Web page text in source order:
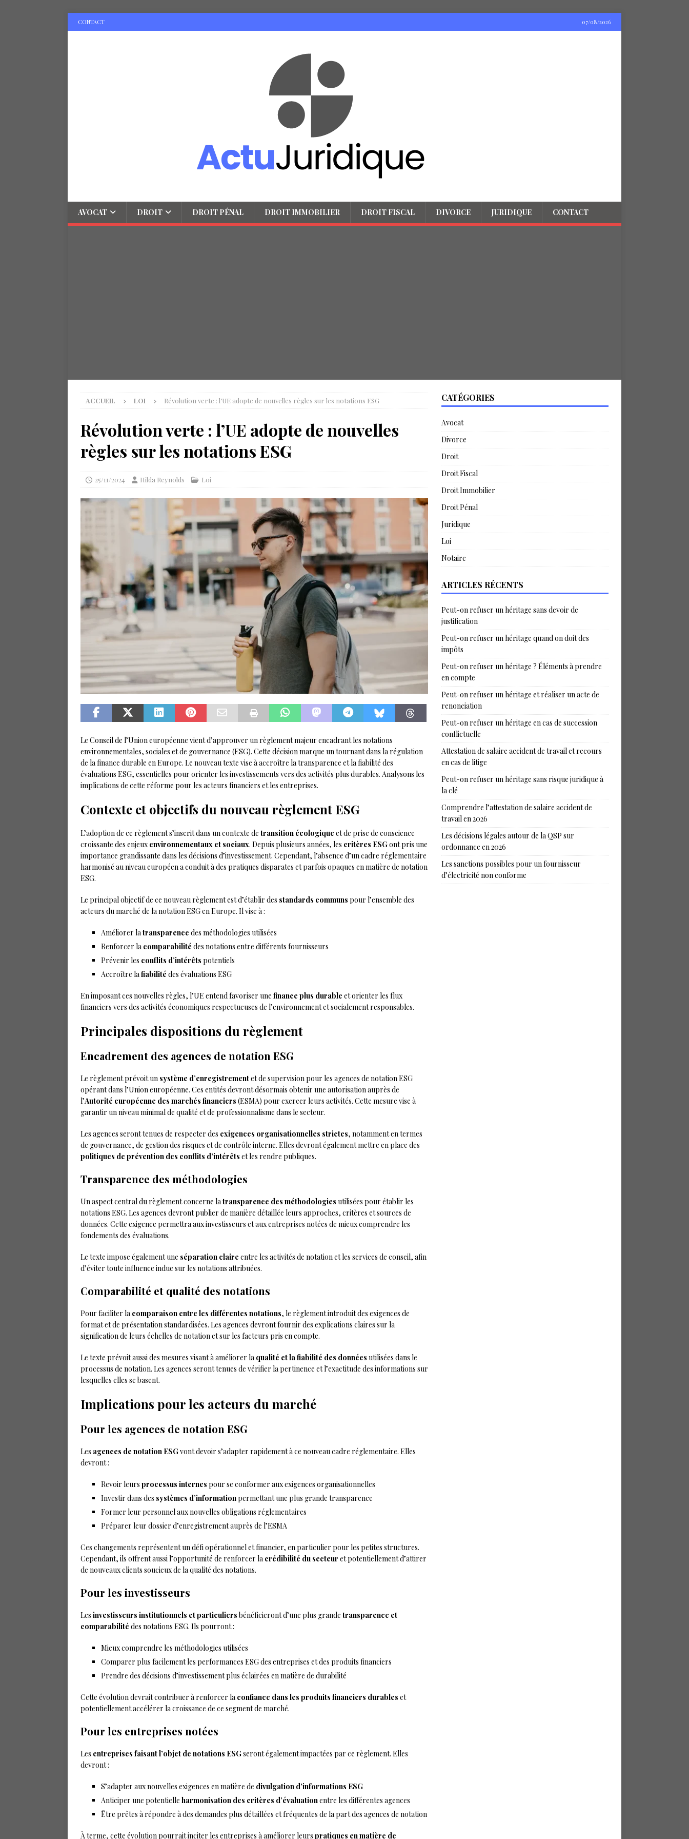
CONTACT 07/08/2026
AVOCAT DROIT DROIT PÉNAL DROIT IMMOBILIER DROIT FISCAL DIVORCE JURIDIQUE CONTACT
ACCUEIL LOI Révolution verte : l’UE adopte de nouvelles règles sur les notations ESG
Révolution verte : l’UE adopte de nouvelles
règles sur les notations ESG
25/11/2024 Hilda Reynolds Loi
Le Conseil de l’Union européenne vient d’approuver un règlement majeur encadrant les notations
environnementales, sociales et de gouvernance (ESG). Cette décision marque un tournant dans la régulation
de la finance durable en Europe. Le nouveau texte vise à accroître la transparence et la fiabilité des
évaluations ESG, essentielles pour orienter les investissements vers des activités plus durables. Analysons les
implications de cette réforme pour les acteurs financiers et les entreprises.
Contexte et objectifs du nouveau règlement ESG
L’adoption de ce règlement s’inscrit dans un contexte de transition écologique et de prise de conscience
croissante des enjeux environnementaux et sociaux. Depuis plusieurs années, les critères ESGont pris une
importance grandissante dans les décisions d’investissement. Cependant, l’absence d’un cadre réglementaire
harmonisé au niveau européen a conduit à des pratiques disparates et parfois opaques en matière de notation
ESG.
Le principal objectif de ce nouveau règlement est d’établir des standards communs pour l’ensemble des
acteurs du marché de la notation ESG en Europe. Il vise à :
Améliorer latransparence des méthodologies utilisées
Renforcer la comparabilité des notations entre différents fournisseurs
Prévenir les conflits d’intérêts potentiels
Accroître lafiabilité des évaluations ESG
En imposant ces nouvelles règles, l’UE entend favoriser une finance plus durable et orienter les flux
financiers vers des activités économiques respectueuses de l’environnement et socialement responsables.
Principales dispositions du règlement
Encadrement des agences de notation ESG
Le règlement prévoit un système d’enregistrementet de supervision pour les agences de notation ESG
opérant dans l’Union européenne. Ces entités devront désormais obtenir une autorisation auprès de
l’Autorité européenne des marchés financiers (ESMA) pour exercer leurs activités. Cette mesure vise à
garantir un niveau minimal de qualité et de professionnalisme dans le secteur.
Les agences seront tenues de respecter des exigences organisationnelles strictes, notamment en termes
de gouvernance, de gestion des risques et de contrôle interne. Elles devront également mettre en place des
politiques de prévention des conflits d’intérêts et les rendre publiques.
Transparence des méthodologies
Un aspect central du règlement concerne latransparence des méthodologies utilisées pour établir les
notations ESG. Les agences devront publier de manière détaillée leurs approches, critères et sources de
données. Cette exigence permettra aux investisseurs et aux entreprises notées de mieux comprendre les
fondements des évaluations.
Le texte impose également une séparation claire entre les activités de notation et les services de conseil, afin
d’éviter toute influence indue sur les notations attribuées.
Comparabilité et qualité des notations
Pour faciliter la comparaison entre les différentes notations, le règlement introduit des exigences de
format et de présentation standardisées. Les agences devront fournir des explications claires sur la
signification de leurs échelles de notation et sur les facteurs pris en compte.
Le texte prévoit aussi des mesures visant à améliorer la qualité et la fiabilité des données utilisées dans le
processus de notation. Les agences seront tenues de vérifier la pertinence et l’exactitude des informations sur
lesquelles elles se basent.
Implications pour les acteurs du marché
Pour les agences de notation ESG
Les agences de notation ESGvont devoir s’adapter rapidement à ce nouveau cadre réglementaire. Elles
devront :
Revoir leurs processus internes pour se conformer aux exigences organisationnelles
Investir dans des systèmes d’informationpermettant une plus grande transparence
Former leur personnel aux nouvelles obligations réglementaires
Préparer leur dossier d’enregistrement auprès de l’ESMA
Ces changements représentent un défi opérationnel et financier, en particulier pour les petites structures.
Cependant, ils offrent aussi l’opportunité de renforcer la crédibilité du secteur et potentiellement d’attirer
de nouveaux clients soucieux de la qualité des notations.
Pour les investisseurs
Les investisseurs institutionnels et particuliersbénéficieront d’une plus grande transparence et
comparabilité des notations ESG. Ils pourront :
Mieux comprendre les méthodologies utilisées
Comparer plus facilement les performances ESG des entreprises et des produits financiers
Prendre des décisions d’investissement plus éclairées en matière de durabilité
Cette évolution devrait contribuer à renforcer la confiance dans les produits financiers durables et
potentiellement accélérer la croissance de ce segment de marché.
Pour les entreprises notées
Les entreprises faisant l’objet de notations ESGseront également impactées par ce règlement. Elles
devront :
S’adapter aux nouvelles exigences en matière de divulgation d’informations ESG
Anticiper une potentielle harmonisation des critères d’évaluationentre les différentes agences
Être prêtes à répondre à des demandes plus détaillées et fréquentes de la part des agences de notation
À terme, cette évolution pourrait inciter les entreprises à améliorer leurs pratiques en matière de
CATÉGORIES
Avocat
Divorce
Droit
Droit Fiscal
Droit Immobilier
Droit Pénal
Juridique
Loi
Notaire
ARTICLES RÉCENTS
Peut-on refuser un héritage sans devoir de
justification
Peut-on refuser un héritage quand on doit des
impôts
Peut-on refuser un héritage ? Éléments à prendre
en compte
Peut-on refuser un héritage et réaliser un acte de
renonciation
Peut-on refuser un héritage en cas de succession
conflictuelle
Attestation de salaire accident de travail et recours
en cas de litige
Peut-on refuser un héritage sans risque juridique à
la clé
Comprendre l’attestation de salaire accident de
travail en 2026
Les décisions légales autour de la QSP sur
ordonnance en 2026
Les sanctions possibles pour un fournisseur
d’électricité non conforme